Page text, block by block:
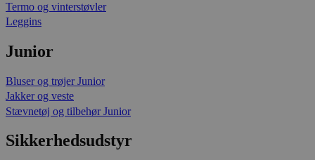
Termo og vinterstøvler
Leggins
Junior
Bluser og trøjer Junior
Jakker og veste
Stævnetøj og tilbehør Junior
Sikkerhedsudstyr